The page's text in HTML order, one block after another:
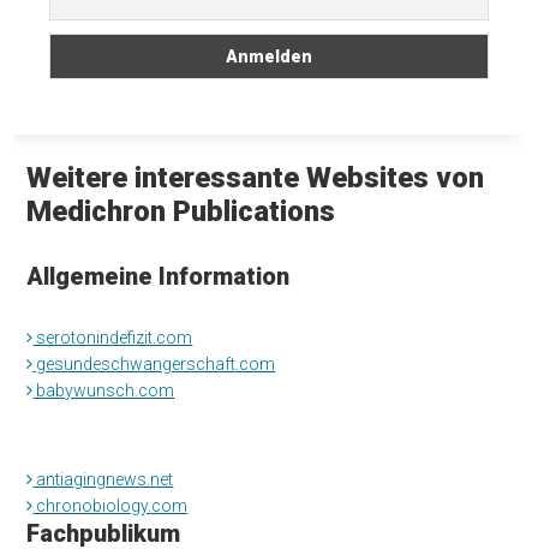
Weitere interessante Websites von
Medichron Publications
Allgemeine Information
serotonindefizit.com
gesundeschwangerschaft.com
babywunsch.com
antiagingnews.net
chronobiology.com
Fachpublikum